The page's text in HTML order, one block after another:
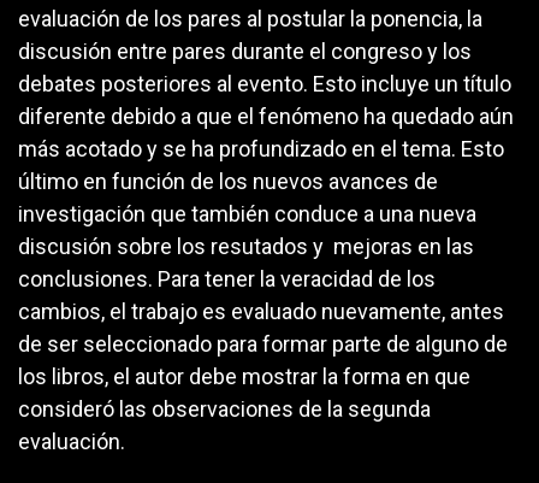
evaluación de los pares al postular la ponencia, la
discusión entre pares durante el congreso y los
debates posteriores al evento. Esto incluye un título
diferente debido a que el fenómeno ha quedado aún
más acotado y se ha profundizado en el tema. Esto
último en función de los nuevos avances de
investigación que también conduce a una nueva
discusión sobre los resutados y mejoras en las
conclusiones. Para tener la veracidad de los
cambios, el trabajo es evaluado nuevamente, antes
de ser seleccionado para formar parte de alguno de
los libros, el autor debe mostrar la forma en que
consideró las observaciones de la segunda
evaluación.